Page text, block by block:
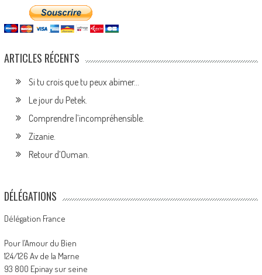
ARTICLES RÉCENTS
Si tu crois que tu peux abimer…
Le jour du Petek.
Comprendre l’incompréhensible.
Zizanie.
Retour d’Ouman.
DÉLÉGATIONS
Délégation France
Pour l’Amour du Bien
124/126 Av de la Marne
93 800 Epinay sur seine